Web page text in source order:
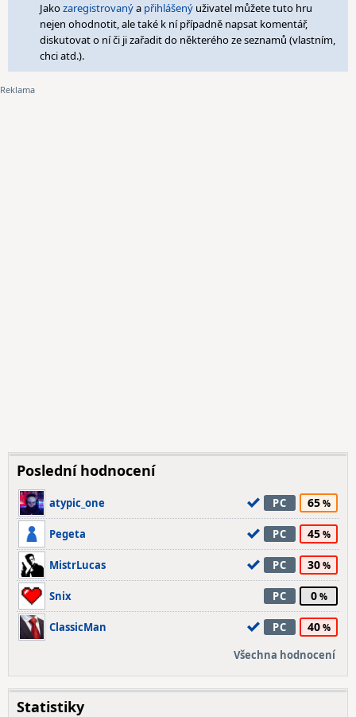
Jakozaregistrovanýa přihlášený uživatel můžete tuto hru
nejen ohodnotit, ale také k ní případně napsat komentář,
diskutovat o ní či ji zařadit do některého ze seznamů (vlastním,
chci atd.).
Poslední hodnocení
atypic_one PC 65
Pegeta PC 45
MistrLucas PC 30
Snix PC 0
ClassicMan PC 40
Všechna hodnocení
Statistiky